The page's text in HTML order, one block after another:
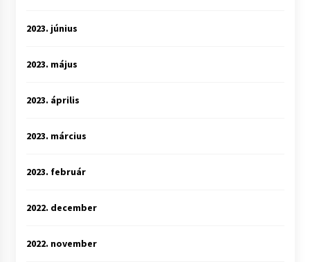
2023. június
2023. május
2023. április
2023. március
2023. február
2022. december
2022. november